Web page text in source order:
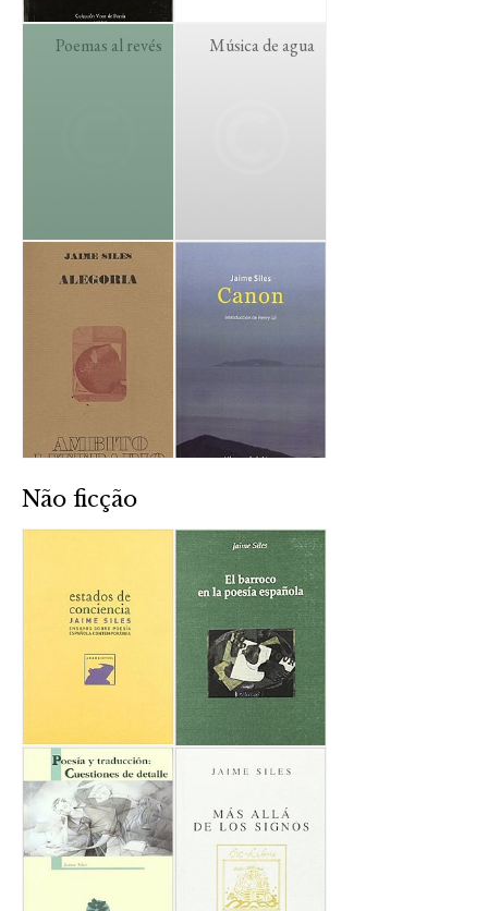
Poemas al revés Música de agua
Não ficção